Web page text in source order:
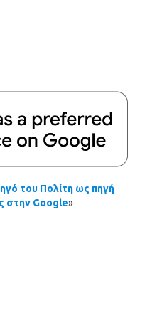
του Πολίτη ως πηγή
στην Google»